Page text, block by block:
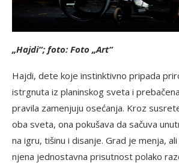
„Hajdi“; foto: Foto „Art“
Hajdi, dete koje instinktivno pripada
istrgnuta iz planinskog sveta i
pravila zamenjuju osećanja. Kroz
oba sveta, ona pokušava da sačuva
na igru, tišinu i disanje. Grad je menja,
njena jednostavna prisutnost polako